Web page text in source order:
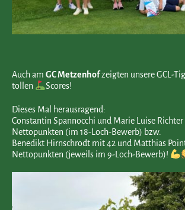
Auch am GC Metzenhofzeigten unsere GCL-
tollen
Scores!
Dieses Mal herausragend:
Constantin Spannocchi und Marie Luise
Nettopunkten (im 18-Loch-Bewerb) bzw.
Benedikt Hirnschrodt mit 42 und Matthias
Nettopunkten (jeweils im 9-Loch-Bewerb)!